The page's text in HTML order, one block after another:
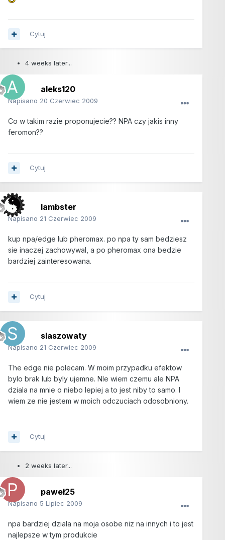
Cytuj
4 weeks later...
aleks120
Napisano 20 Czerwiec 2009
Co w takim razie proponujecie?? NPA czy jakis inny
feromon??
Cytuj
lambster
Napisano 21 Czerwiec 2009
kup npa/edge lub pheromax. po npa ty sam bedziesz
sie inaczej zachowywal, a po pheromax ona bedzie
bardziej zainteresowana.
Cytuj
slaszowaty
Napisano 21 Czerwiec 2009
The edge nie polecam. W moim przypadku efektow
bylo brak lub byly ujemne. NIe wiem czemu ale NPA
dziala na mnie o niebo lepiej a to jest niby to samo. I
wiem ze nie jestem w moich odczuciach odosobniony.
Cytuj
2 weeks later...
paweł25
Napisano 5 Lipiec 2009
npa bardziej dziala na moja osobe niz na innych i to jest
najlepsze w tym produkcie